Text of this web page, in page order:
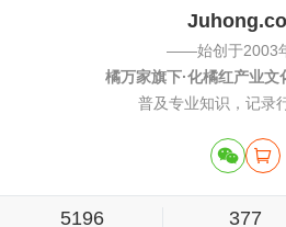
——始创于
橘万家旗下·化橘红产业文
普及专业知识，记录
5196 377